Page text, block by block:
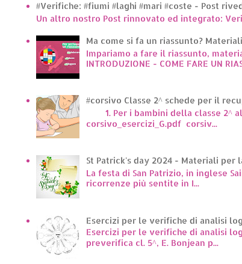
#Verifiche: #fiumi #laghi #mari #coste - Post
Un altro nostro Post rinnovato ed integrato:
Ma come si fa un riassunto?
Impariamo a fare il riassunto,
INTRODUZIONE - COME FARE UN
#corsivo Classe 2^ schede per il
1. Per i bambini della classe 2^
corsivo_esercizi_G.pdf corsiv...
St Patrick's day 2024 - Materiali per
La festa di San Patrizio, in inglese
ricorrenze più sentite in I...
Esercizi per le verifiche di analisi
Esercizi per le verifiche di analisi
preverifica cl. 5^, E. Bonjean p...